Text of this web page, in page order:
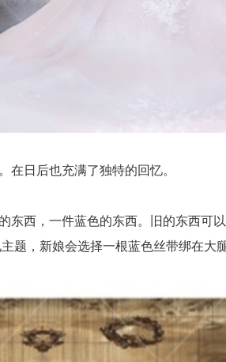
日后也充满了独特的回忆。
西，一件蓝色的东西。旧的东西可
题，新娘会选择一根蓝色丝带绑在大